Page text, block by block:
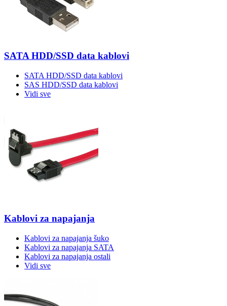
SATA HDD/SSD data kablovi
SATA HDD/SSD data kablovi
SAS HDD/SSD data kablovi
Vidi sve
Kablovi za napajanja
Kablovi za napajanja šuko
Kablovi za napajanja SATA
Kablovi za napajanja ostali
Vidi sve